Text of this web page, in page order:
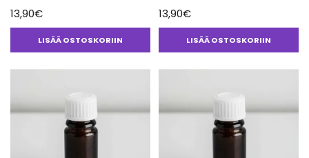
13,90€
LISÄÄ OSTOSKORIIN
13,90€
LISÄÄ OSTOSKORIIN